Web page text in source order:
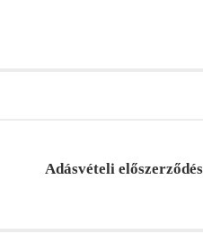
Adásvételi előszerződés